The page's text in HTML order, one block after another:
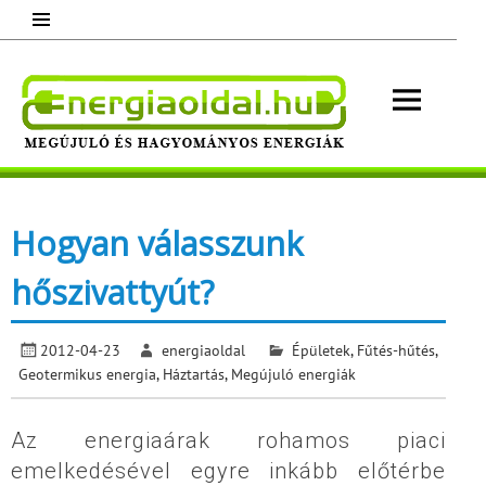
content
Megújuló és hagyományos energiák.
Hogyan válasszunk
hőszivattyút?
2012-04-23 energiaoldal Épületek, Fűtés-hűtés,
Geotermikus energia, Háztartás, Megújuló energiák
Az energiaárak rohamos piaci
emelkedésével egyre inkább előtérbe